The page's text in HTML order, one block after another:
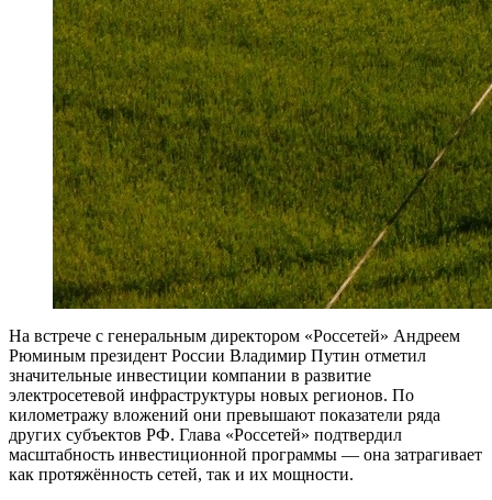
На встрече с генеральным директором «Россетей» Андреем
Рюминым президент России Владимир Путин отметил
значительные инвестиции компании в развитие
электросетевой инфраструктуры новых регионов. По
километражу вложений они превышают показатели ряда
других субъектов РФ. Глава «Россетей» подтвердил
масштабность инвестиционной программы — она затрагивает
как протяжённость сетей, так и их мощности.